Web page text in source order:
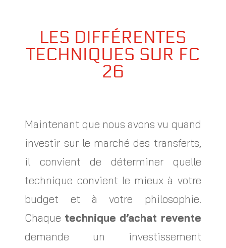
LES DIFFÉRENTES
TECHNIQUES SUR FC
26
Maintenant que nous avons vu quand
investir sur le marché des transferts,
il convient de déterminer quelle
technique convient le mieux à votre
budget et à votre philosophie.
Chaque technique d’achat revente
demande un investissement